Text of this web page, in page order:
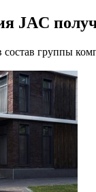
JAC
группы